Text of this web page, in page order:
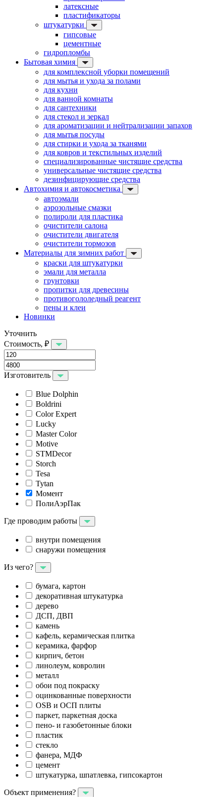
латексные
пластификаторы
штукатурки
гипсовые
цементные
гидропломбы
Бытовая химия
для комплексной уборки помещений
для мытья и ухода за полами
для кухни
для ванной комнаты
для сантехники
для стекол и зеркал
для ароматизации и нейтрализации запахов
для мытья посуды
для стирки и ухода за тканями
для ковров и текстильных изделий
специализированные чистящие средства
универсальные чистящие средства
дезинфицирующие средства
Автохимия и автокосметика
автоэмали
аэрозольные смазки
полироли для пластика
очистители салона
очистители двигателя
очистители тормозов
Материалы для зимних работ
краски для штукатурки
эмали для металла
грунтовки
пропитки для древесины
противогололедный реагент
пены и клеи
Новинки
Уточнить
Стоимость, ₽
Изготовитель
Blue Dolphin
Boldrini
Color Expert
Lucky
Master Color
Motive
STMDecor
Storch
Tesa
Tytan
Момент
ПолиАэрПак
Где проводим работы
внутри помещения
снаружи помещения
Из чего?
бумага, картон
декоративная штукатурка
дерево
ДСП, ДВП
камень
кафель, керамическая плитка
керамика, фарфор
кирпич, бетон
линолеум, ковролин
металл
обои под покраску
оцинкованные поверхности
OSB и ОСП плиты
паркет, паркетная доска
пено- и газобетонные блоки
пластик
стекло
фанера, МДФ
цемент
штукатурка, шпатлевка, гипсокартон
Объект применения?